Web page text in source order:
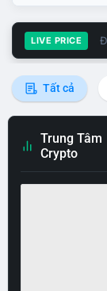
LIVE PRICE
Tất cả
Trung Tâm
Crypto